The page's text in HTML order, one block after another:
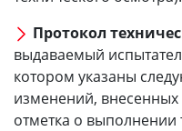
Протокол
выдаваемый
котором указаны
изменений,
отметка о